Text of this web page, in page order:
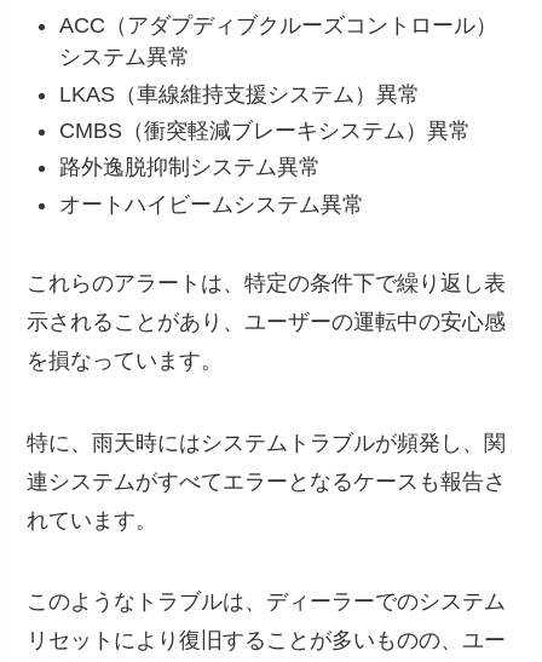
ACC（アダプディブクルーズコントロール）
システム異常
LKAS（車線維持支援システム）異常
CMBS（衝突軽減ブレーキシステム）異常
路外逸脱抑制システム異常
オートハイビームシステム異常
これらのアラートは、特定の条件下で繰り返し表
示されることがあり、ユーザーの運転中の安心感
を損なっています。
特に、雨天時にはシステムトラブルが頻発し、関
連システムがすべてエラーとなるケースも報告さ
れています。
このようなトラブルは、ディーラーでのシステム
リセットにより復旧することが多いものの、ユー